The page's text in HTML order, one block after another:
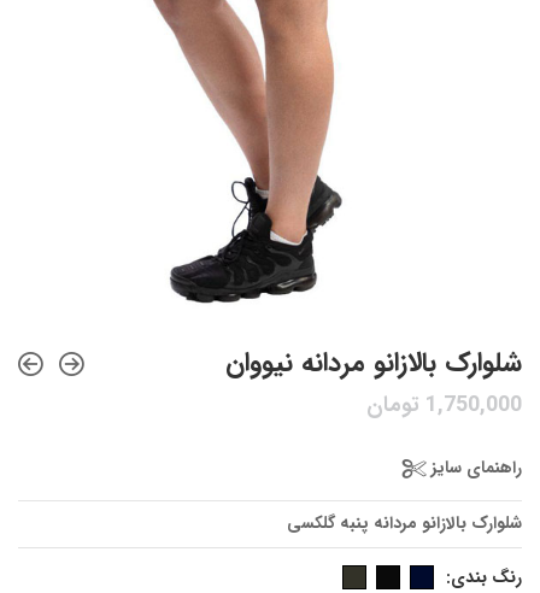
شلوارک بالازانو مردانه نیووان
1,750,000 تومان
راهنمای سایز
شلوارک بالازانو مردانه پنبه گلکسی
رنگ بندی